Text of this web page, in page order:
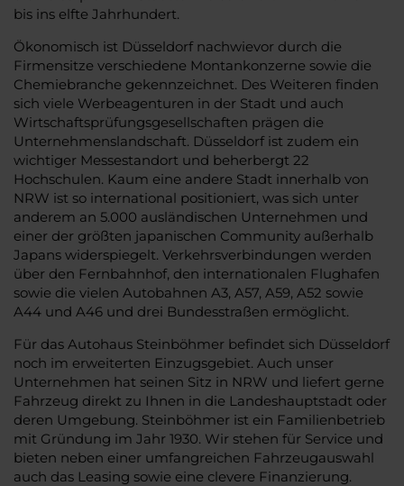
bis ins elfte Jahrhundert.
Ökonomisch ist Düsseldorf nachwievor durch die
Firmensitze verschiedene Montankonzerne sowie die
Chemiebranche gekennzeichnet. Des Weiteren finden
sich viele Werbeagenturen in der Stadt und auch
Wirtschaftsprüfungsgesellschaften prägen die
Unternehmenslandschaft. Düsseldorf ist zudem ein
wichtiger Messestandort und beherbergt 22
Hochschulen. Kaum eine andere Stadt innerhalb von
NRW ist so international positioniert, was sich unter
anderem an 5.000 ausländischen Unternehmen und
einer der größten japanischen Community außerhalb
Japans widerspiegelt. Verkehrsverbindungen werden
über den Fernbahnhof, den internationalen Flughafen
sowie die vielen Autobahnen A3, A57, A59, A52 sowie
A44 und A46 und drei Bundesstraßen ermöglicht.
Für das Autohaus Steinböhmer befindet sich Düsseldorf
noch im erweiterten Einzugsgebiet. Auch unser
Unternehmen hat seinen Sitz in NRW und liefert gerne
Fahrzeug direkt zu Ihnen in die Landeshauptstadt oder
deren Umgebung. Steinböhmer ist ein Familienbetrieb
mit Gründung im Jahr 1930. Wir stehen für Service und
bieten neben einer umfangreichen Fahrzeugauswahl
auch das Leasing sowie eine clevere Finanzierung.